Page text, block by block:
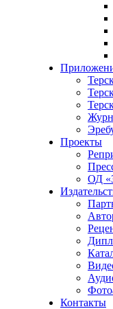
Проекты
ОД
Контакты